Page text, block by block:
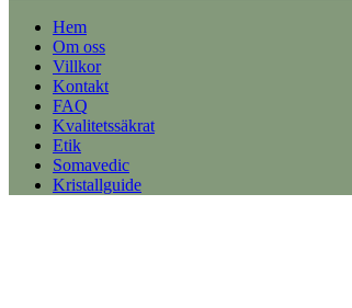
Hem
Om oss
Villkor
Kontakt
FAQ
Kvalitetssäkrat
Etik
Somavedic
Kristallguide